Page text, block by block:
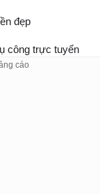
đẹp
công trực tuyến